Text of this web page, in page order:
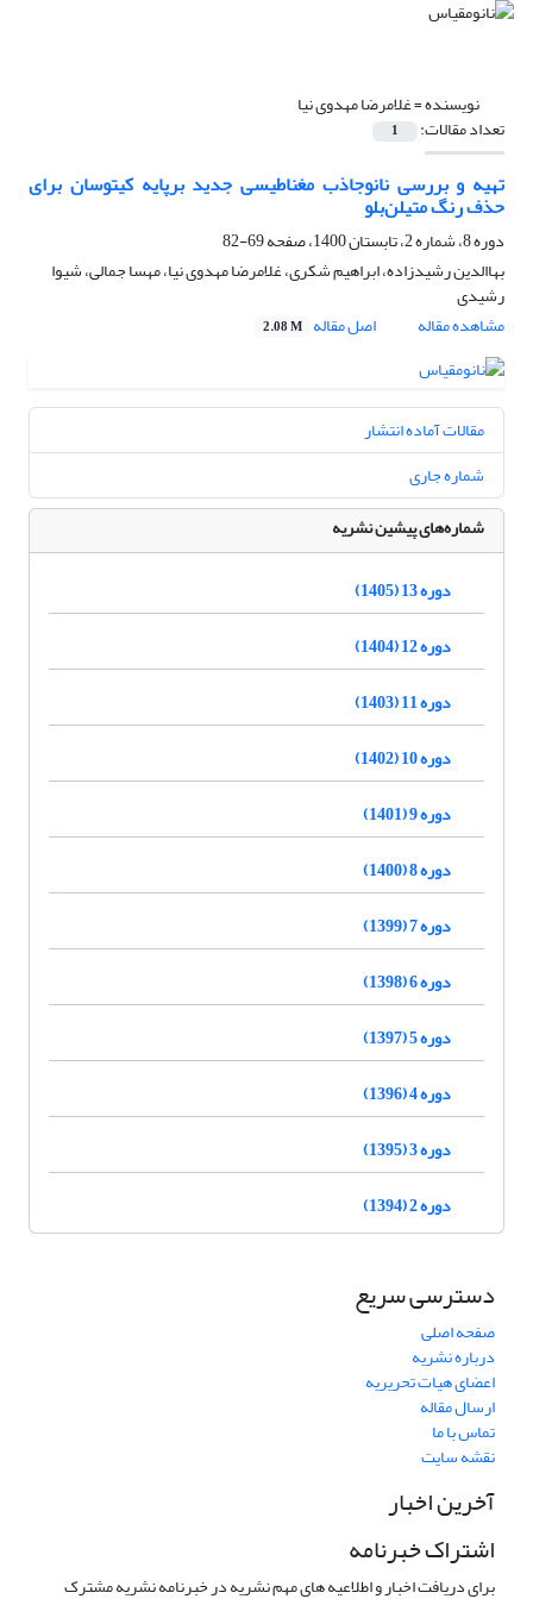
نویسنده =غلامرضا مهدوی نیا
تعداد مقالات: 1
تهیه و بررسی نانوجاذب مغناطیسی جدید برپایه کیتوسان برای
حذف رنگ متیلن‌بلو
دوره 8، شماره 2، تابستان 1400، صفحه
69-82
بهاالدین رشیدزاده، ابراهیم شکری، غلامرضا مهدوی نیا، مهسا جمالی، شیوا
رشیدی
مشاهده مقاله
اصل مقاله 2.08 M
مقالات آماده انتشار
شماره جاری
شماره‌های پیشین نشریه
دوره 13 (1405)
دوره 12 (1404)
دوره 11 (1403)
دوره 10 (1402)
دوره 9 (1401)
دوره 8 (1400)
دوره 7 (1399)
دوره 6 (1398)
دوره 5 (1397)
دوره 4 (1396)
دوره 3 (1395)
دوره 2 (1394)
دسترسی سریع
صفحه اصلی
درباره نشریه
اعضای هیات تحریریه
ارسال مقاله
تماس با ما
نقشه سایت
آخرین اخبار
اشتراک خبرنامه
برای دریافت اخبار و اطلاعیه های مهم نشریه در خبرنامه نشریه مشترک